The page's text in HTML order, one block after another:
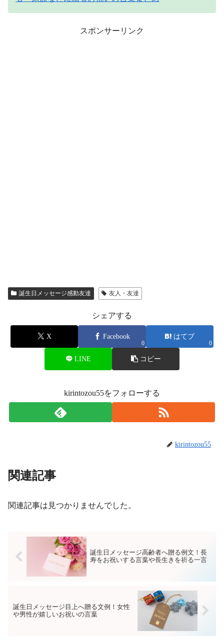
スポンサーリンク
誕生日メッセージ感動友達 友人・友達
シェアする
X Facebook
0
はてブ
0
LINE コピー
kirintozou55をフォローする
kirintozou55
関連記事
関連記事は見つかりませんでした。
誕生日メッセージ高齢者へ贈る例文！長
寿をお祝いする言葉や長生きを祈る一言
誕生日メッセージ目上へ贈る文例！女性
や男性が嬉しいお祝いの言葉